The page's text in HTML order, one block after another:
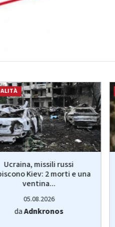
Ucraina, missili russi
Kiev: 2 morti e una
ventina...
05.08.2026
daAdnkronos